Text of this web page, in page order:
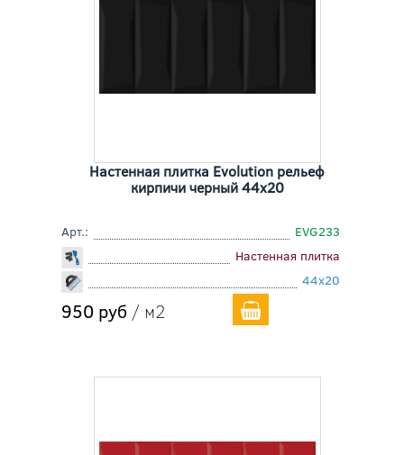
Настенная плитка Evolution рельеф
кирпичи черный 44x20
Арт.:
EVG233
Настенная плитка
44x20
950 руб / м2